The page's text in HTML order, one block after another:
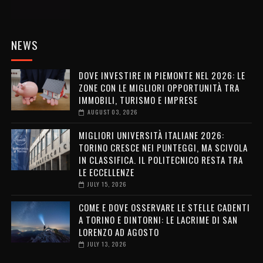
NEWS
DOVE INVESTIRE IN PIEMONTE NEL 2026: LE
ZONE CON LE MIGLIORI OPPORTUNITÀ TRA
IMMOBILI, TURISMO E IMPRESE
AUGUST 03, 2026
MIGLIORI UNIVERSITÀ ITALIANE 2026:
TORINO CRESCE NEI PUNTEGGI, MA SCIVOLA
IN CLASSIFICA. IL POLITECNICO RESTA TRA
LE ECCELLENZE
JULY 15, 2026
COME E DOVE OSSERVARE LE STELLE CADENTI
A TORINO E DINTORNI: LE LACRIME DI SAN
LORENZO AD AGOSTO
JULY 13, 2026